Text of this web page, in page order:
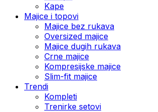
Kape
Majice i topovi
Majice bez rukava
Oversized majice
Majice dugih rukava
Crne majice
Kompresijske majice
Slim-fit majice
Trendi
Kompleti
Trenirke setovi